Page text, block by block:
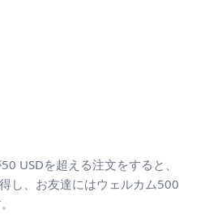
USDを超える注文をすると、
し、お友達にはウェルカム500